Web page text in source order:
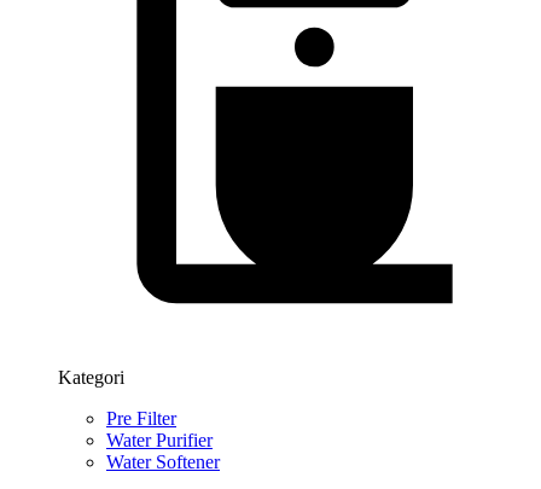
Kategori
Pre Filter
Water Purifier
Water Softener